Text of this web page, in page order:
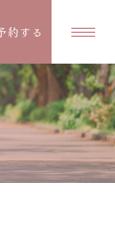
約する